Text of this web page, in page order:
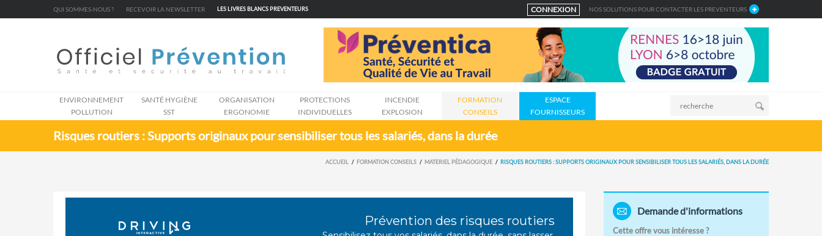
QUI SOMMES-NOUS ? RECEVOIR LA NEWSLETTER LES LIVRES BLANCS PREVENTEURS CONNEXION NOS SOLUTIONS POUR CONTACTER LES PREVENTEURS
ENVIRONNEMENT
POLLUTION
SANTÉ HYGIÈNE
SST
ORGANISATION
ERGONOMIE
PROTECTIONS
INDIVIDUELLES
INCENDIE
EXPLOSION
FORMATION
CONSEILS
ESPACE
FOURNISSEURS
Risques routiers : Supports originaux pour sensibiliser tous les salariés, dans la durée
ACCUEIL FORMATION CONSEILS MATERIEL PÉDAGOGIQUE RISQUES ROUTIERS : SUPPORTS ORIGINAUX POUR SENSIBILISER TOUS LES SALARIÉS, DANS LA DURÉE
Prévention des risques routiers
Demande d'informations
Cette offre vous intéresse ?
Cookies management panel